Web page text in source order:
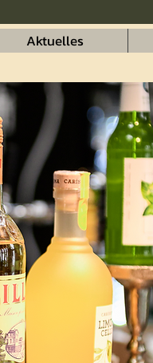
Aktuelles